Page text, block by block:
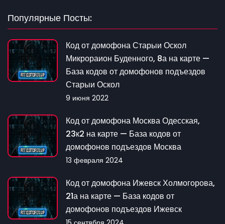
Популярные Посты:
Код от домофона Старыи Оскол
Микрораион Буденного, 8а на карте —
База кодов от домофонов подъездов
Старыи Оскол
9 июня 2022
Код от домофона Москва Одесская,
23к2 на карте — База кодов от
домофонов подъездов Москва
13 февраля 2024
Код от домофона Ижевск Холмогорова,
21а на карте — База кодов от
домофонов подъездов Ижевск